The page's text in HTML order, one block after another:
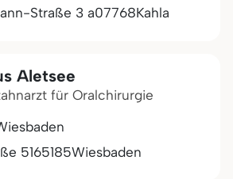
Straße 3 a07768Kahla
Aletsee
für Oralchirurgie
5165185Wiesbaden